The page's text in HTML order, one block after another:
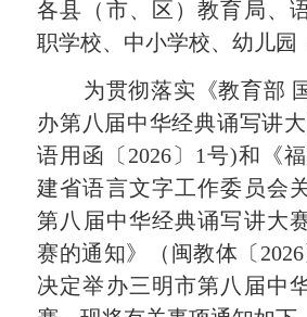
各县（市、区）教育局、
职学校、中小学校、幼儿园
为贯彻落实《教育部
办第八届中华经典诵写讲大
语用函〔2026 〕 1号)和 《
建省语言文字工作委员会
第八 届中华经典诵写讲大
赛的通知》（闽教体〔 2026
决定举办三明市第八 届中